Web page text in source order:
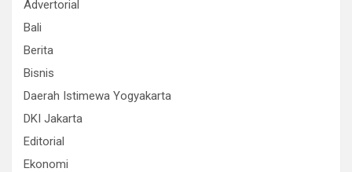
Advertorial
Bali
Berita
Bisnis
Daerah Istimewa Yogyakarta
DKI Jakarta
Editorial
Ekonomi